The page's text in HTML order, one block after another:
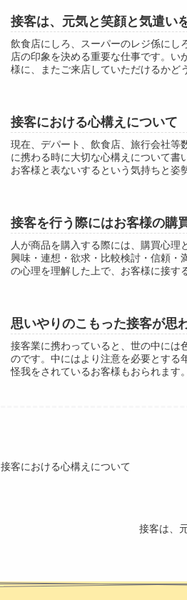
接客は、元気と笑顔と気遣い
飲食店にしろ、スーパーのレジ係にし
店の印象を決める重要な仕事です。い
様に、またご来店していただけるかど
接客における心構えについて
現在、デパート、飲食店、旅行会社等
に携わる時に大切な心構えについて書
お客様と表ないするという気持ちと姿
接客を行う際にはお客様の購
人が商品を購入する際には、購買心理
興味・連想・欲求・比較検討・信頼・
の心理を理解した上で、お客様に接す
思いやりのこもった接客が思
接客業に携わっていると、世の中には
のです。中にはより注意を必要とする
怪我をされているお客様もおられます
接客における心構えについて
接客は、